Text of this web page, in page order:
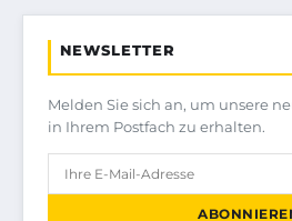
NEWSLETTER
Melden Sie sich an, um unsere
in Ihrem Postfach zu erhalten.